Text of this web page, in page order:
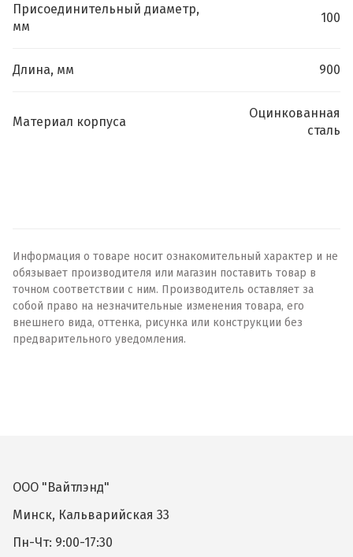
Присоединительный диаметр,
мм
100
Длина, мм 900
Материал корпуса
Оцинкованная
сталь
Информация о товаре носит ознакомительный характер и не
обязывает производителя или магазин поставить товар в
точном соответствии с ним. Производитель оставляет за
собой право на незначительные изменения товара, его
внешнего вида, оттенка, рисунка или конструкции без
предварительного уведомления.
ООО "Вайтлэнд"
Минск, Кальварийская 33
Пн-Чт: 9:00-17:30